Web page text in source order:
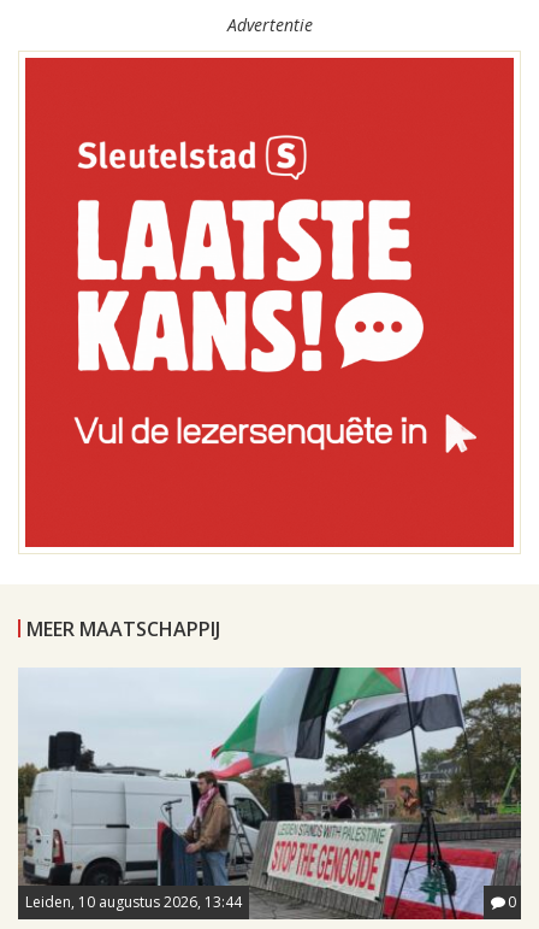
Advertentie
MEER MAATSCHAPPIJ
Leiden, 10 augustus 2026, 13:44 0